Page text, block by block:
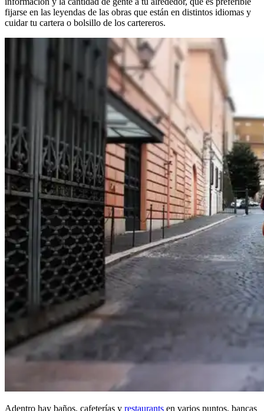
fijarse en las leyendas de las obras que están en distintos idiomas y
cuidar tu cartera o bolsillo de los cartereros.
Adentro hay baños, cafeterías y restaurants en varios puntos, bancas